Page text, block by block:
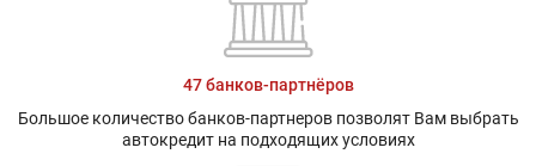
47 банков-партнёров
Большое количество банков-партнеров позволят Вам выбрать
автокредит на подходящих условиях